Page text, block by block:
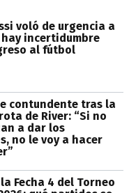
voló de urgencia a
hay incertidumbre
al fútbol
contundente tras la
de River: “Si no
a dar los
no le voy a hacer
Fecha 4 del Torneo